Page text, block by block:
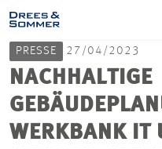
PRESSE 27/04/2023
NACHHALTIGE
WERKBANK IT